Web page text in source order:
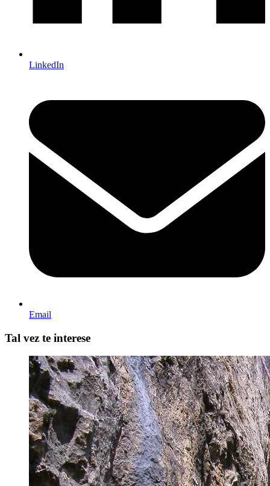
LinkedIn
Email
Tal vez te interese